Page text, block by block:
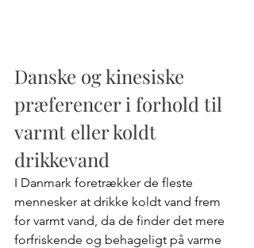
Danske og kinesiske
præferencer i forhold til
varmt eller koldt
drikkevand
I Danmark foretrækker de fleste
mennesker at drikke koldt vand frem
for varmt vand, da de finder det mere
forfriskende og behageligt på varme